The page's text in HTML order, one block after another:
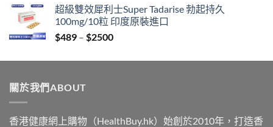
$329
through
$2199
超級雙效犀利士Super Tadarise 勃起持久
100mg/10粒 印度原裝進口
$489 – $2500Price
$489
關於我們ABOUT
香港健康網上購物（HealthBuy.hk）始創於2010年，打造香